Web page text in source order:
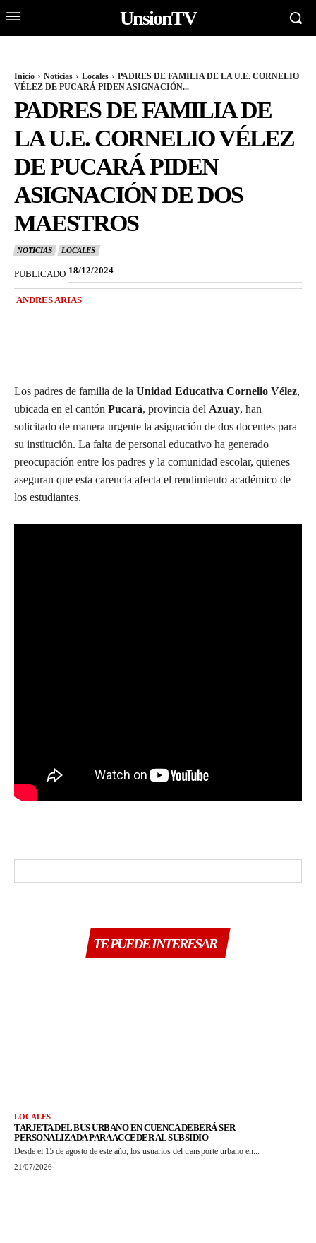
UnsionTV
Inicio Noticias Locales
PADRES DE FAMILIA DE LA U.E. CORNELIO
VÉLEZ DE PUCARÁ PIDEN ASIGNACIÓN...
PADRES DE FAMILIA DE
LA U.E. CORNELIO VÉLEZ
DE PUCARÁ PIDEN
ASIGNACIÓN DE DOS
MAESTROS
NOTICIAS LOCALES
PUBLICADO 18/12/2024
ANDRES ARIAS
Los padres de familia de la Unidad Educativa Cornelio Vélez,
ubicada en el cantón Pucará, provincia del Azuay, han
solicitado de manera urgente la asignación de dos docentes para
su institución. La falta de personal educativo ha generado
preocupación entre los padres y la comunidad escolar, quienes
aseguran que esta carencia afecta el rendimiento académico de
los estudiantes.
TE PUEDE INTERESAR
LOCALES
TARJETA DEL BUS URBANO EN CUENCA DEBERÁ SER
PERSONALIZADA PARA ACCEDER AL SUBSIDIO
Desde el 15 de agosto de este año, los usuarios del transporte urbano en...
21/07/2026